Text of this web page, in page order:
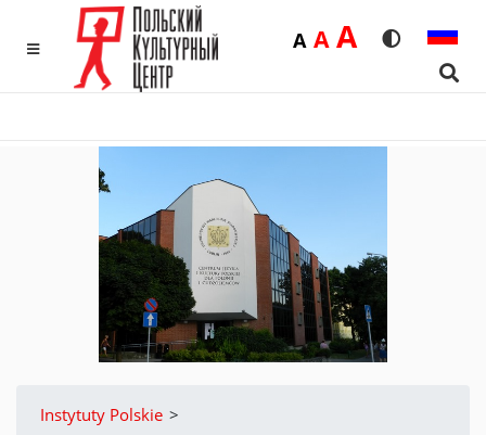
Rozmiar
ADomyślna
AŚrednia
ADużaWersja
Instytuty Polskie >